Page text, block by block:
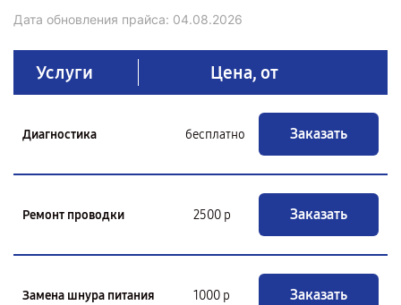
Дата обновления прайса: 04.08.2026
Услуги Цена, от
Диагностика бесплатно Заказать
Ремонт проводки 2500 р Заказать
Замена шнура питания 1000 р Заказать